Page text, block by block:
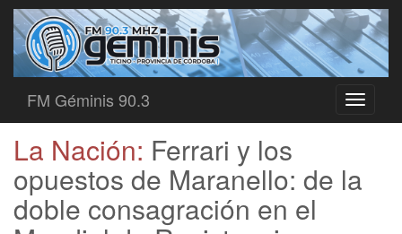
Toggle
FM Géminis 90.3
La Nación: Ferrari y los
opuestos de Maranello: de la
doble consagración en el